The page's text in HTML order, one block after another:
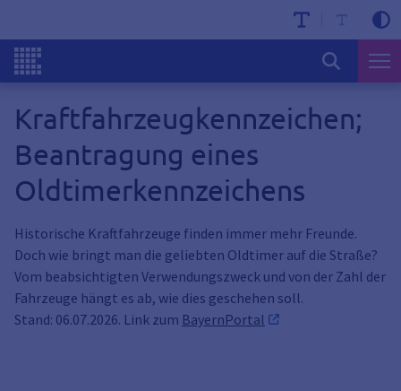
Kraftfahrzeugkennzeichen;
Beantragung eines
Oldtimerkennzeichens
Historische Kraftfahrzeuge finden immer mehr Freunde.
Doch wie bringt man die geliebten Oldtimer auf die Straße?
Vom beabsichtigten Verwendungszweck und von der Zahl der
Fahrzeuge hängt es ab, wie dies geschehen soll.
Stand: 06.07.2026. Link zum BayernPortal